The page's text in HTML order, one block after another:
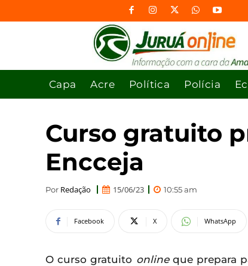
Capa Acre Política Polícia
Curso gratuito
Encceja
Por Redação 15/06/23 10:55 am
Facebook X WhatsApp
O curso gratuito onlineque prepara